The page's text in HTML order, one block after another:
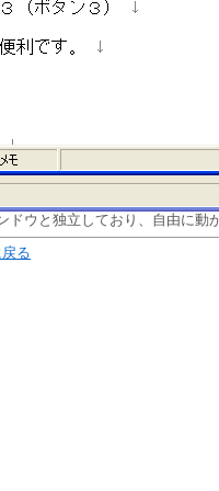
ドウと独立しており、自由に動
る